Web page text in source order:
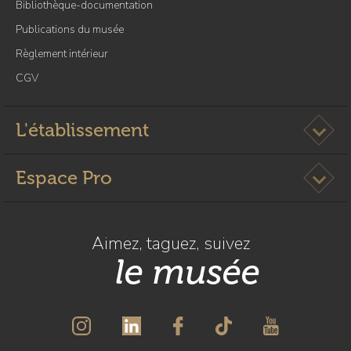
d
é
Bibliothèque-documentation
Publications du musée
Règlement intérieur
CGV
L'établissement Ouvrir
Espace Pro Ouvrir
Aimez, taguez, suivez
le musée